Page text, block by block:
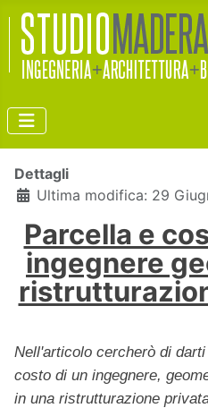
Dettagli
Ultima modifica: 29
Parcella e
ingegnere
Nell'articolo cercherò di
costo di un ingegnere,
in una ristrutturazione